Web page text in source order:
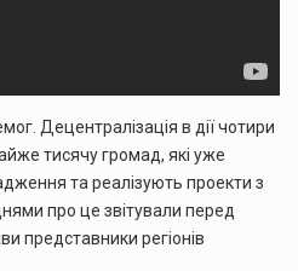
Децентралізація в дії чотири
тисячу громад, які уже
та реалізують проекти з
про це звітували перед
представники регіонів